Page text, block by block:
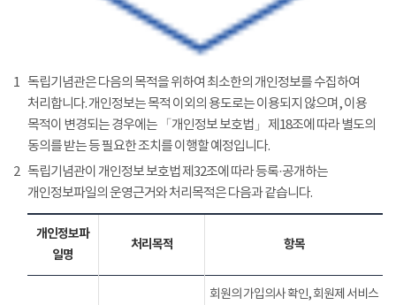
1 독립기념관은 다음의 목적을 위하여 최소한의 개인정보를 수집하여
처리합니다. 개인정보는 목적 이외의 용도로는 이용되지 않으며, 이용
목적이 변경되는 경우에는 「개인정보 보호법」 제18조에 따라 별도의
동의를 받는 등 필요한 조치를 이행할 예정입니다.
2 독립기념관이 개인정보 보호법 제32조에 따라 등록·공개하는
개인정보파일의 운영근거와 처리목적은 다음과 같습니다.
개인정보파
일명
처리목적 항목
회원의 가입의사 확인, 회원제 서비스